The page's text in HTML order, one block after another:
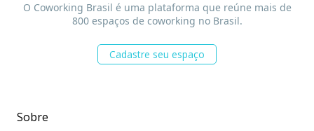
O Coworking Brasil é uma plataforma que reúne mais de
800 espaços de coworking no Brasil.
Cadastre seu espaço
Sobre